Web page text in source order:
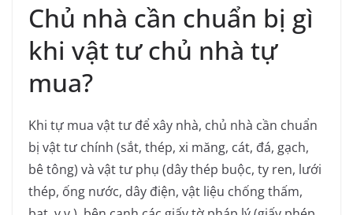
Chủ nhà cần chuẩn bị gì
khi vật tư chủ nhà tự
mua?
Khi tự mua vật tư để xây nhà, chủ nhà cần chuẩn
bị vật tư chính (sắt, thép, xi măng, cát, đá, gạch,
bê tông) và vật tư phụ (dây thép buộc, ty ren, lưới
thép, ống nước, dây điện, vật liệu chống thấm,